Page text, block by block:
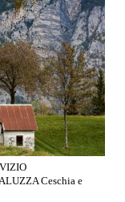
Ceschia e